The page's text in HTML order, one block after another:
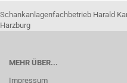
Schankanlagenfachbetrieb Harald
Harzburg
MEHR ÜBER...
Impressum